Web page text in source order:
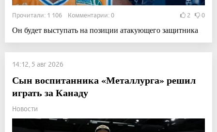
Прочитали: 1 106 Комментарии: 0 2 0
Он будет выступать на позиции атакующего защитника
14:12, 5 авг 2026
Сын воспитанника «Металлурга» решил
играть за Канаду
Новости